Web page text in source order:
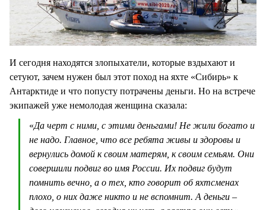
И сегодня находятся злопыхатели, которые вздыхают и
сетуют, зачем нужен был этот поход на яхте «Сибирь» к
Антарктиде и что попусту потрачены деньги. Но на встрече
экипажей уже немолодая женщина сказала:
«Да черт с ними, с этими деньгами! Не жили богато и
не надо. Главное, что все ребята живы и здоровы и
вернулись домой к своим матерям, к своим семьям. Они
совершили подвиг во имя России. Их подвиг будут
помнить вечно, а о тех, кто говорит об яхтсменах
плохо, о них даже никто и не вспомнит. А деньги –